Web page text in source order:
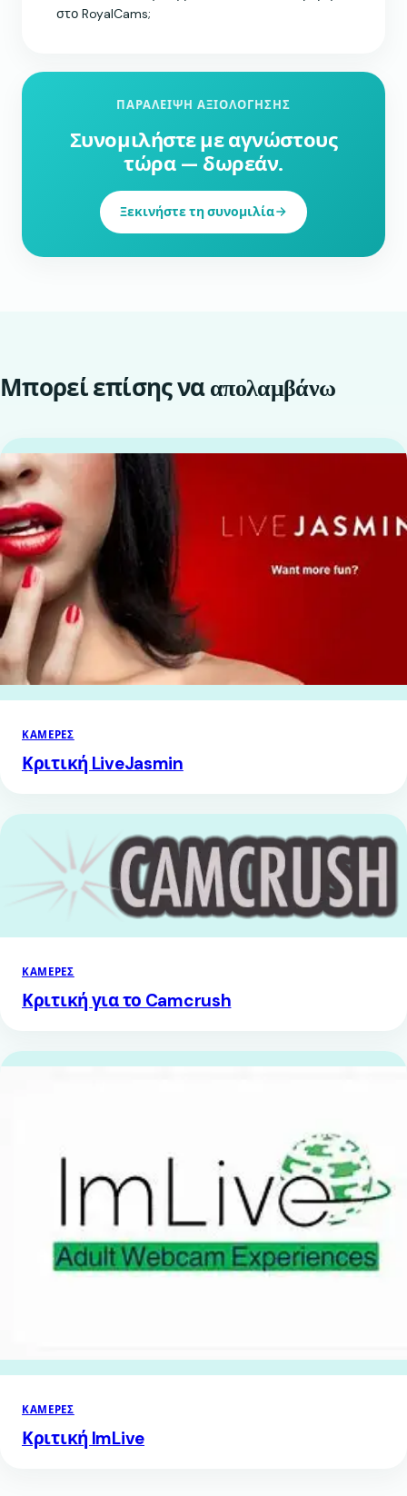
στο RoyalCams;
ΠΑΡΆΛΕΙΨΗ ΑΞΙΟΛΌΓΗΣΗΣ
Συνομιλήστε με αγνώστους
τώρα — δωρεάν.
Ξεκινήστε τη συνομιλία
Μπορεί επίσης νααπολαμβάνω
ΚΆΜΕΡΕΣ
Κριτική LiveJasmin
ΚΆΜΕΡΕΣ
Κριτική για το Camcrush
ΚΆΜΕΡΕΣ
Κριτική ImLive